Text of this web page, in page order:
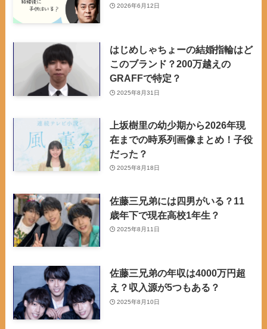
2026年6月12日
はじめしゃちょーの結婚指輪はど
このブランド？200万越えの
GRAFFで特定？
2025年8月31日
上坂樹里の幼少期から2026年現
在までの時系列画像まとめ！子役
だった？
2025年8月18日
佐藤三兄弟には四男がいる？11
歳年下で現在高校1年生？
2025年8月11日
佐藤三兄弟の年収は4000万円超
え？収入源が5つもある？
2025年8月10日